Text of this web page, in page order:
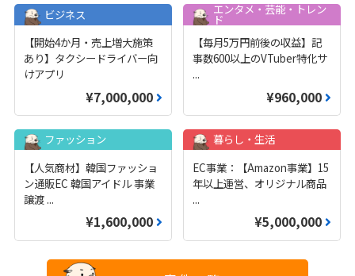
ビジネス
【開始4か月・売上増大施策
あり】タクシードライバー向
けアプリ
¥7,000,000
エンタメ・芸能・トレン
ド
【毎月5万円前後の収益】記
事数600以上のVTuber特化サ
...
¥960,000
ファッション
【人気商材】韓国ファッショ
ン通販EC 韓国アイドル 事業
譲渡 ...
¥1,600,000
暮らし・生活
EC事業：【Amazon事業】15
年以上運営、オリジナル商品
...
¥5,000,000